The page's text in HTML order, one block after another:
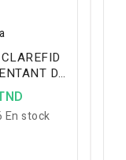
DU
NUIT
En stock